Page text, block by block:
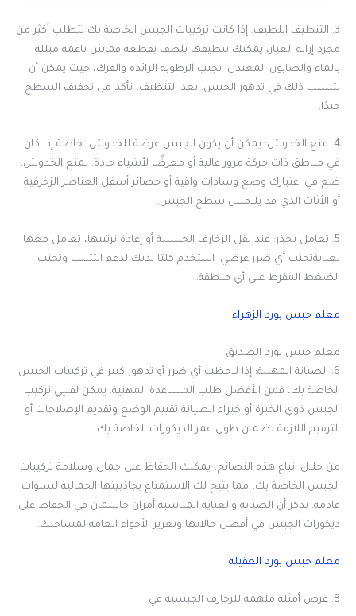
3. التنظيف اللطيف: إذا كانت تركيبات الجبس الخاصة بك تتطلب أكثر من
مجرد إزالة الغبار، يمكنك تنظيفها بلطف بقطعة قماش ناعمة مبللة
بالماء والصابون المعتدل. تجنب الرطوبة الزائدة والفرك، حيث يمكن أن
يتسبب ذلك في تدهور الجبس. بعد التنظيف، تأكد من تجفيف السطح
جيدًا.
4. منع الخدوش: يمكن أن يكون الجبس عرضة للخدوش، خاصة إذا كان
في مناطق ذات حركة مرور عالية أو معرضًا لأشياء حادة. لمنع الخدوش،
ضع في اعتبارك وضع وسادات واقية أو حصائر أسفل العناصر الزخرفية
أو الأثاث الذي قد يلامس سطح الجبس.
5. تعامل بحذر: عند نقل الزخارف الجبسية أو إعادة ترتيبها، تعامل معها
بعنايةتجنب أي ضرر عرضي. استخدم كلتا يديك لدعم التثبيت وتجنب
الضغط المفرط على أي منطقة.
معلم جبس بورد الزهراء
معلم جبس بورد الصديق
6. الصيانة المهنية: إذا لاحظت أي ضرر أو تدهور كبير في تركيبات الجبس
الخاصة بك، فمن الأفضل طلب المساعدة المهنية. يمكن لفنيي تركيب
الجبس ذوي الخبرة أو خبراء الصيانة تقييم الوضع وتقديم الإصلاحات أو
الترميم اللازمة لضمان طول عمر الديكورات الخاصة بك.
من خلال اتباع هذه النصائح، يمكنك الحفاظ على جمال وسلامة تركيبات
الجبس الخاصة بك، مما يتيح لك الاستمتاع بجاذبيتها الجمالية لسنوات
قادمة. تذكر أن الصيانة والعناية المناسبة أمران حاسمان في الحفاظ على
ديكورات الجبس في أفضل حالاتها وتعزيز الأجواء العامة لمساحتك.
معلم جبس بورد العقيله
8. عرض أمثلة ملهمة للزخارف الجبسية في